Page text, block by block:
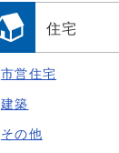
住宅
市営住宅
建築
その他